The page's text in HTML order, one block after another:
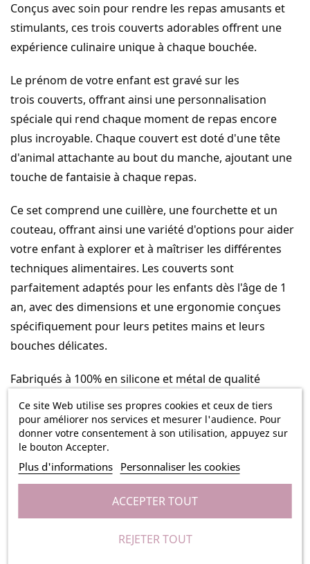
Ce site Web utilise ses propres cookies et ceux de tiers
pour améliorer nos services et mesurer l'audience. Pour
donner votre consentement à son utilisation, appuyez sur
le bouton Accepter.
Plus d'informations Personnaliser les cookies
REJETER TOUT
ACCEPTER TOUT
Conçus avec soin pour rendre les repas amusants et
stimulants, ces trois couverts adorables offrent une
expérience culinaire unique à chaque bouchée.
Le prénom de votre enfant est gravé sur les
trois couverts, offrant ainsi une personnalisation
spéciale qui rend chaque moment de repas encore
plus incroyable. Chaque couvert est doté d'une tête
d'animal attachante au bout du manche, ajoutant une
touche de fantaisie à chaque repas.
Ce set comprend une cuillère, une fourchette et un
couteau, offrant ainsi une variété d'options pour aider
votre enfant à explorer et à maîtriser les différentes
techniques alimentaires. Les couverts sont
parfaitement adaptés pour les enfants dès l'âge de 1
an, avec des dimensions et une ergonomie conçues
spécifiquement pour leurs petites mains et leurs
bouches délicates.
Fabriqués à 100% en silicone et métal de qualité
alimentaire, ces couverts sont sûrs, durables et faciles
à nettoyer. Le silicone souple et le métal robuste
offrent une prise en main confortable et une utilisation
sécurisée, tandis que le matériau flexible favorise
l'apprentissage et l'autonomie alimentaire de votre
ces couverts sont également faciles à entretenir. Ils